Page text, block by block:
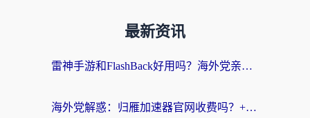
最新资讯
雷神手游和FlashBack好用吗？海外党亲测指南，避开破解版坑轻松访问国内资源
海外党解惑：归雁加速器官网收费吗？+3个回国加速问题的真实答案